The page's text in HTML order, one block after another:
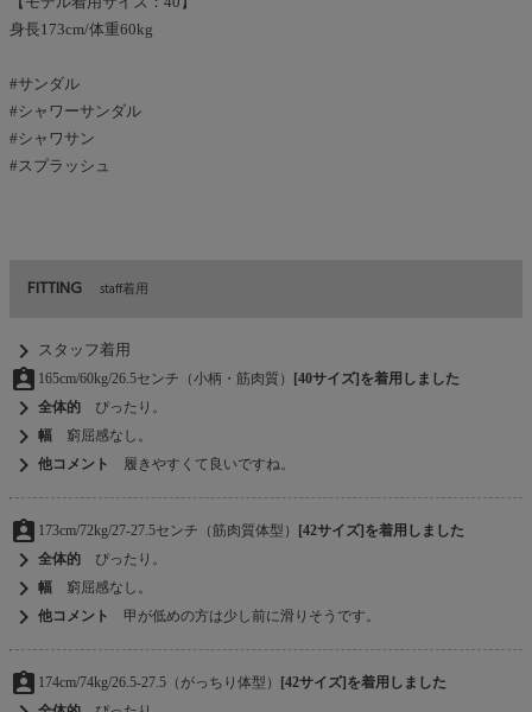
身長173cm/体重60kg
#サンダル
#シャワーサンダル
#シャワサン
#スプラッシュ
FITTING staff着用
chevron_right スタッフ着用
assignment_ind 165cm/60kg/26.5センチ（小柄・筋肉質） [40サイズ]を着用しました
chevron_right 全体的 ぴったり。
chevron_right 幅 窮屈感なし。
chevron_right 他コメント 履きやすくて良いですね。
assignment_ind 173cm/72kg/27-27.5センチ（筋肉質体型） [42サイズ]を着用しました
chevron_right 全体的 ぴったり。
chevron_right 幅 窮屈感なし。
chevron_right 他コメント 甲が低めの方は少し前に滑りそうです。
assignment_ind 174cm/74kg/26.5-27.5（がっちり体型） [42サイズ]を着用しました